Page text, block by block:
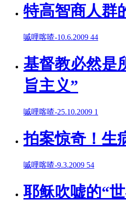
特高智商人群
嘁哩喀喳-10.6.2009 44
基督教必然是
旨主义”
嘁哩喀喳-25.10.2009 1
拍案惊奇！生
嘁哩喀喳-9.3.2009 54
耶稣吹嘘的“